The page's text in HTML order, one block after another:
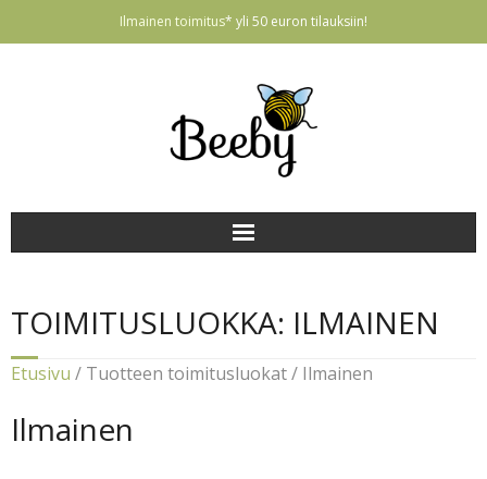
Ilmainen toimitus* yli 50 euron tilauksiin!
Korvakorut
Avaimenperät
TOIMITUSLUOKKA: ILMAINEN
Etusivu / Tuotteen toimitusluokat / Ilmainen
Ilmainen